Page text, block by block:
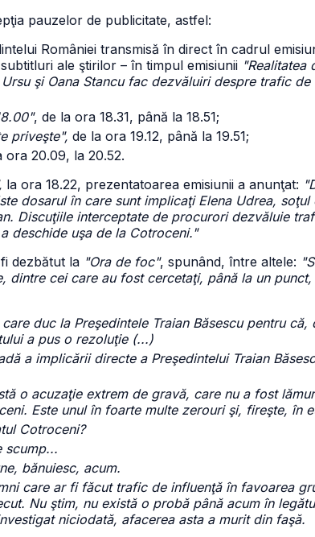
pauzelor de publicitate, astfel:
României transmisă în direct în cadrul
ale ştirilor – în timpul emisiunii "Realitatea
şi Oana Stancu fac dezvăluiri despre trafic
, de la ora 18.31, până la 18.51;
priveşte", de la ora 19.12, până la 19.51;
ora 20.09, la 20.52.
la ora 18.22, prezentatoarea emisiunii a anunţat:
dosarul în care sunt implicaţi Elena Udrea,
Discuţiile interceptate de procurori dezvăluie
deschide uşa de la Cotroceni."
dezbătut la "Ora de foc", spunând, între altele:
dintre cei care au fost cercetaţi, până la un
duc la Preşedintele Traian Băsescu pentru că,
a pus o rezoluţie (...)
a implicării directe a Preşedintelui Traian
o acuzaţie extrem de gravă, care nu a fost
Este unul în foarte multe zerouri şi, fireşte, în
Cotroceni?
scump...
bănuiesc, acum.
care ar fi făcut trafic de influenţă în favoarea
Nu ştim, nu există o probă până acum în
niciodată, afacerea asta a murit din faşă.